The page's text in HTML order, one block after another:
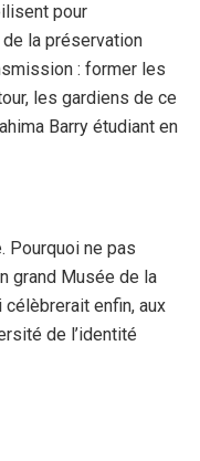
pour
la préservation
: former les
les gardiens de ce
Barry étudiant en
Pourquoi ne pas
grand Musée de la
enfin, aux
de l’identité